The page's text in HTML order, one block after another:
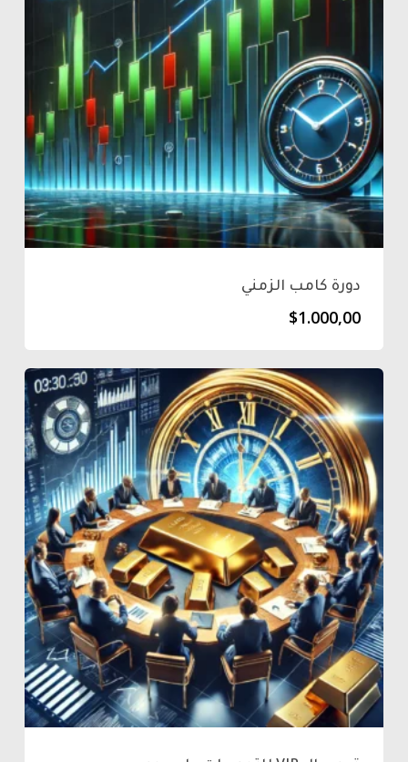
دورة كامب الزمني
$1.000,00